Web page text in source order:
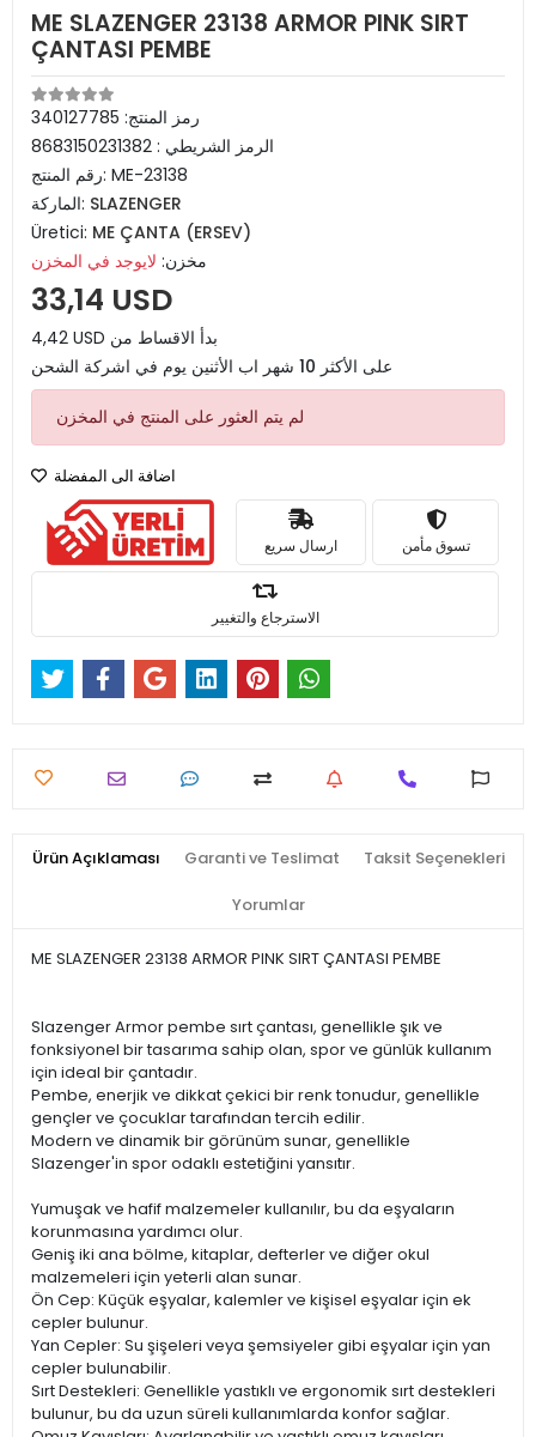
ME SLAZENGER 23138 ARMOR PINK SIRT
ÇANTASI PEMBE
رمز المنتج: 340127785
الرمز الشريطي : 8683150231382
رقم المنتج: ME-23138
الماركة: SLAZENGER
Üretici: ME ÇANTA (ERSEV)
مخزن: لايوجد في المخزن
33,14 USD
4,42 USD بدأ الاقساط من
على الأكثر 10 شهر اب الأثنين يوم في اشركة الشحن
لم يتم العثور على المنتج في المخزن
اضافة الى المفضلة
ارسال سريع تسوق مأمن
الاسترجاع والتغيير
Ürün Açıklaması Garanti ve Teslimat Taksit Seçenekleri
Yorumlar
ME SLAZENGER 23138 ARMOR PINK SIRT ÇANTASI PEMBE
Slazenger Armor pembe sırt çantası, genellikle şık ve
fonksiyonel bir tasarıma sahip olan, spor ve günlük kullanım
için ideal bir çantadır.
Pembe, enerjik ve dikkat çekici bir renk tonudur, genellikle
gençler ve çocuklar tarafından tercih edilir.
Modern ve dinamik bir görünüm sunar, genellikle
Slazenger'in spor odaklı estetiğini yansıtır.
Yumuşak ve hafif malzemeler kullanılır, bu da eşyaların
korunmasına yardımcı olur.
Geniş iki ana bölme, kitaplar, defterler ve diğer okul
malzemeleri için yeterli alan sunar.
Ön Cep: Küçük eşyalar, kalemler ve kişisel eşyalar için ek
cepler bulunur.
Yan Cepler: Su şişeleri veya şemsiyeler gibi eşyalar için yan
cepler bulunabilir.
Sırt Destekleri: Genellikle yastıklı ve ergonomik sırt destekleri
bulunur, bu da uzun süreli kullanımlarda konfor sağlar.